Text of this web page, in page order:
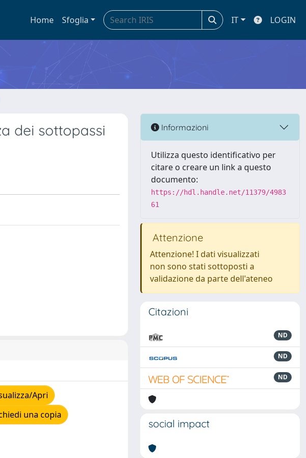
Home Sfoglia IT LOGIN
dei sottopassi
Apri
una copia
Informazioni
Utilizza questo identificativo per
citare o creare un link a questo
documento:
https://hdl.handle.net/11379/4983
61
Attenzione
Attenzione! I dati visualizzati
non sono stati sottoposti a
validazione da parte dell'ateneo
Citazioni
ND
ND
ND
social impact